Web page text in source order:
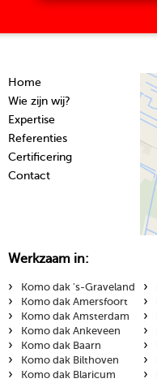
Home
Wie zijn wij?
Expertise
Referenties
Certificering
Contact
Werkzaam in:
›
Komo dak 's-Graveland
› Komo dak Amersfoort
› Komo dak Amsterdam
› Komo dak Ankeveen
› Komo dak Baarn
› Komo dak Bilthoven
› Komo dak Blaricum
›
›
›
›
›
›
›